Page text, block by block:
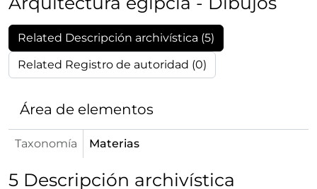
Related Descripción archivística (5)
Related Registro de autoridad (0)
Área de elementos
Taxonomía Materias
5 Descripción archivística